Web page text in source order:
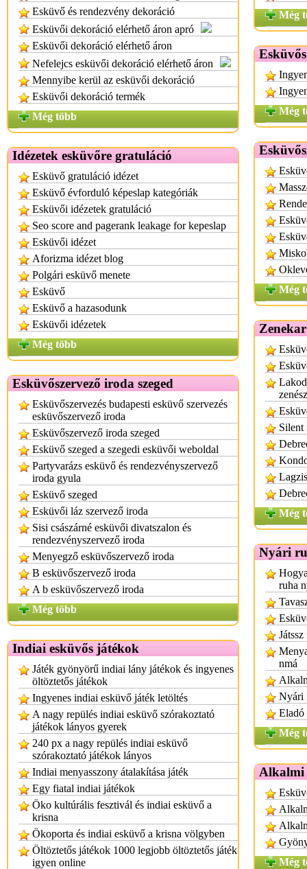
Esküvő és rendezvény dekoráció
Esküvői dekoráció elérhető áron apró
Esküvői dekoráció elérhető áron
Nefelejcs esküvői dekoráció elérhető áron
Mennyibe kerül az esküvői dekoráció
Esküvői dekoráció termék
Még több
Idézetek esküvőre gratuláció
Esküvő gratuláció idézet
Esküvő évforduló képeslap kategóriák
Esküvői idézetek gratuláció
Seo score and pagerank leakage for kepeslap
Esküvői idézet
Aforizma idézet blog
Polgári esküvő menete
Esküvő
Esküvő a hazasodunk
Esküvői idézetek
Még több
Esküvőszervező iroda szeged
Esküvőszervezés budapesti esküvő szervezés
esküvőszervező iroda
Esküvőszervező iroda szeged
Esküvő szeged a szegedi esküvői weboldal
Partyvarázs esküvő és rendezvényszervező
iroda gyula
Esküvő szeged
Esküvői láz szervező iroda
Sisi császárné esküvői divatszalon és
rendezvényszervező iroda
Menyegző esküvőszervező iroda
B esküvőszervező iroda
A b esküvőszervező iroda
Még több
Indiai esküvős játékok
Játék gyönyörű indiai lány játékok és ingyenes
öltöztetős játékok
Ingyenes indiai esküvő játék letöltés
A nagy repülés indiai esküvő szórakoztató
játékok lányos gyerek
240 px a nagy repülés indiai esküvő
szórakoztató játékok lányos
Indiai menyasszony átalakítása játék
Egy fiatal indiai játékok
Öko kultúrális fesztivál és indiai esküvő a
krisna
Ökoporta és indiai esküvő a krisna völgyben
Öltöztetős játékok 1000 legjobb öltöztetős játék
igyen online
Még
Még
Még
Silent
Még
Nyári
ruha
nmá
Nyári
Eladó
Még
Alkalmi
Még